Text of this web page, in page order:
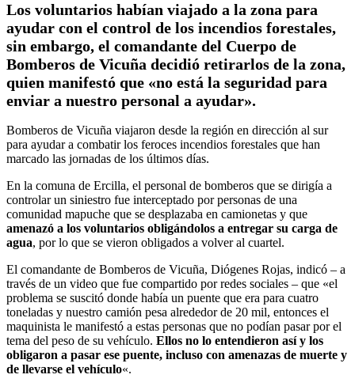
Los voluntarios habían viajado a la zona para
ayudar con el control de los incendios forestales,
sin embargo, el comandante del Cuerpo de
Bomberos de Vicuña decidió retirarlos de la zona,
quien manifestó que «no está la seguridad para
enviar a nuestro personal a ayudar».
Bomberos de Vicuña viajaron desde la región en dirección al sur
para ayudar a combatir los feroces incendios forestales que han
marcado las jornadas de los últimos días.
En la comuna de Ercilla, el personal de bomberos que se dirigía a
controlar un siniestro fue interceptado por personas de una
comunidad mapuche que se desplazaba en camionetas y que
amenazó a los voluntarios obligándolos a entregar su carga de
agua, por lo que se vieron obligados a volver al cuartel.
El comandante de Bomberos de Vicuña, Diógenes Rojas, indicó – a
través de un video que fue compartido por redes sociales – que «el
problema se suscitó donde había un puente que era para cuatro
toneladas y nuestro camión pesa alrededor de 20 mil, entonces el
maquinista le manifestó a estas personas que no podían pasar por el
tema del peso de su vehículo. Ellos no lo entendieron así y los
obligaron a pasar ese puente, incluso con amenazas de muerte y
de llevarse el vehículo«.